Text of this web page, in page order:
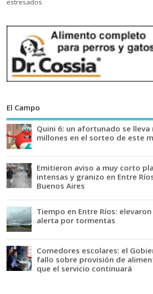
El Campo
Quini 6: un afortunado se lleva
millones en el sorteo de este
Emitieron aviso a muy corto
intensas y granizo en Entre
Buenos Aires
Tiempo en Entre Ríos:
alerta por tormentas
Comedores escolares: el
fallo sobre provisión de
que el servicio continuará